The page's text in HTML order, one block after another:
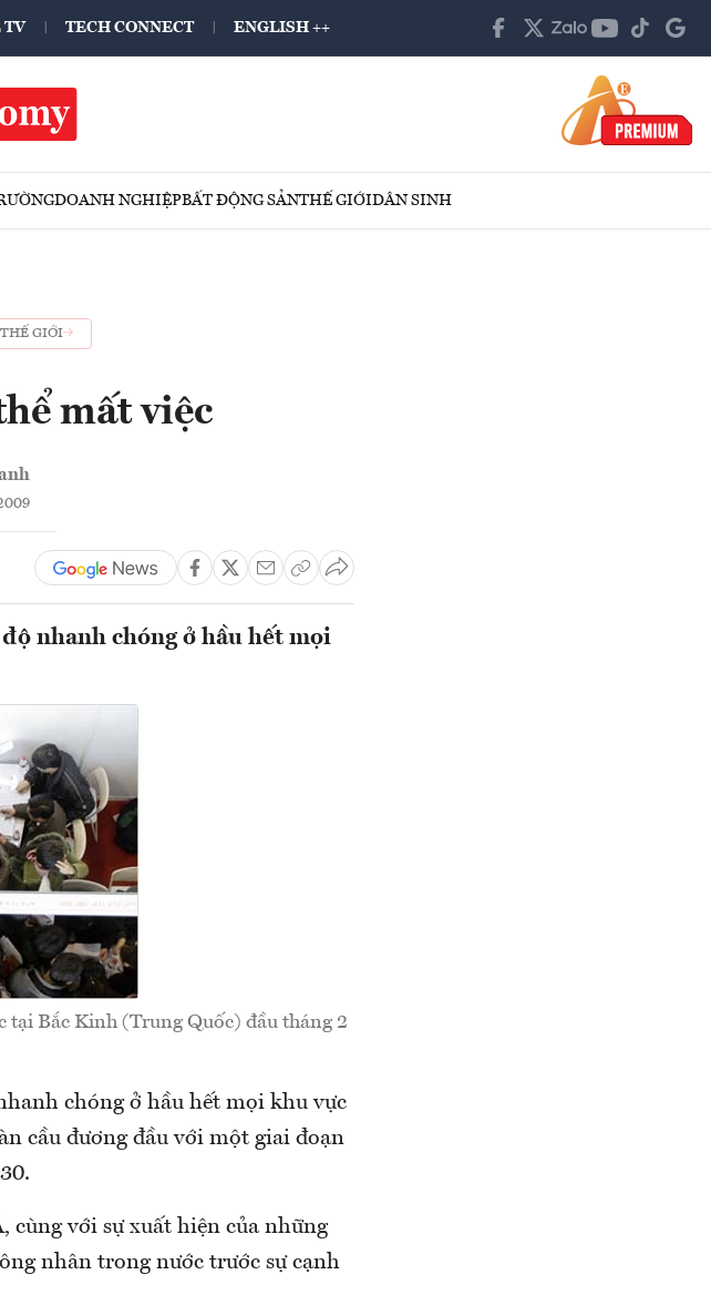
TV TECH CONNECT ENGLISH ++
DOANH NGHIỆPBẤT ĐỘNG SẢNTHẾ GIỚIDÂN SINH
THẾ GIỚI
mất việc
nhanh chóng ở hầu hết mọi
tại Bắc Kinh (Trung Quốc) đầu tháng 2
chóng ở hầu hết mọi khu vực
cầu đương đầu với một giai đoạn
cùng với sự xuất hiện của những
nhân trong nước trước sự cạnh